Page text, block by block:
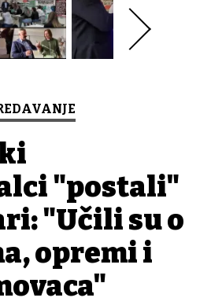
"postali"
"Učili su o
opremi i